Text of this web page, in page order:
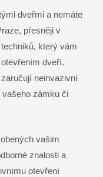
dveřmi a nemáte
přesněji v
který vám
dveří.
neinvazivní
zámku či
vašim
znalosti a
otevření